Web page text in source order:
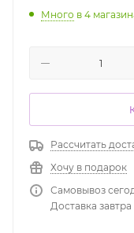
Много в 4
Рассчитать
Хочу в подарок
Самовывоз
Доставка завтра